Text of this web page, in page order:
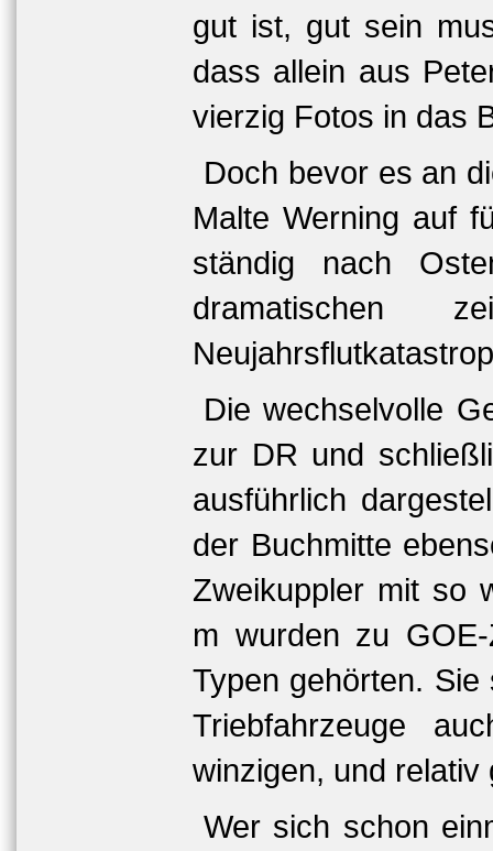
gut ist, gut sein
dass allein aus
vierzig Fotos in das
Doch bevor es an
Malte Werning auf
ständig nach
dramatischen
Die wechselvolle
zur DR und
ausführlich
der Buchmitte
Zweikuppler mit so
m wurden zu
Typen gehörten.
Triebfahrzeuge
winzigen, und
Wer sich schon